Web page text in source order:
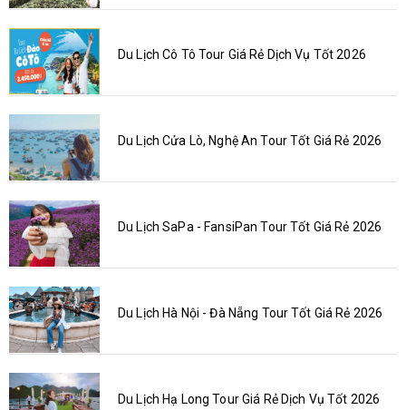
Du Lịch Cô Tô Tour Giá Rẻ Dịch Vụ Tốt 2026
Du Lịch Cửa Lò, Nghệ An Tour Tốt Giá Rẻ 2026
Du Lịch SaPa - FansiPan Tour Tốt Giá Rẻ 2026
Du Lịch Hà Nội - Đà Nẵng Tour Tốt Giá Rẻ 2026
Du Lịch Hạ Long Tour Giá Rẻ Dịch Vụ Tốt 2026